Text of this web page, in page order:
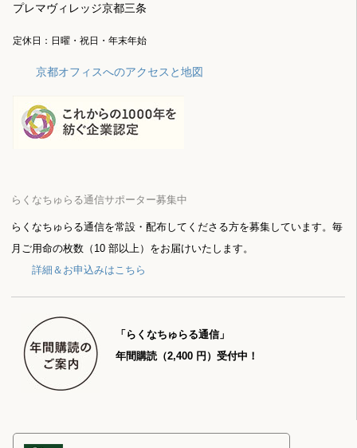
プレマヴィレッジ京都三条
定休日：日曜・祝日・年末年始
京都オフィスへのアクセスと地図
らくなちゅらる通信サポーター募集中
らくなちゅらる通信を常設・配布してくださる方を募集しています。毎
月ご用命の枚数（10 部以上）をお届けいたします。
詳細＆お申込みはこちら
「らくなちゅらる通信」
年間購読（2,400 円）受付中！